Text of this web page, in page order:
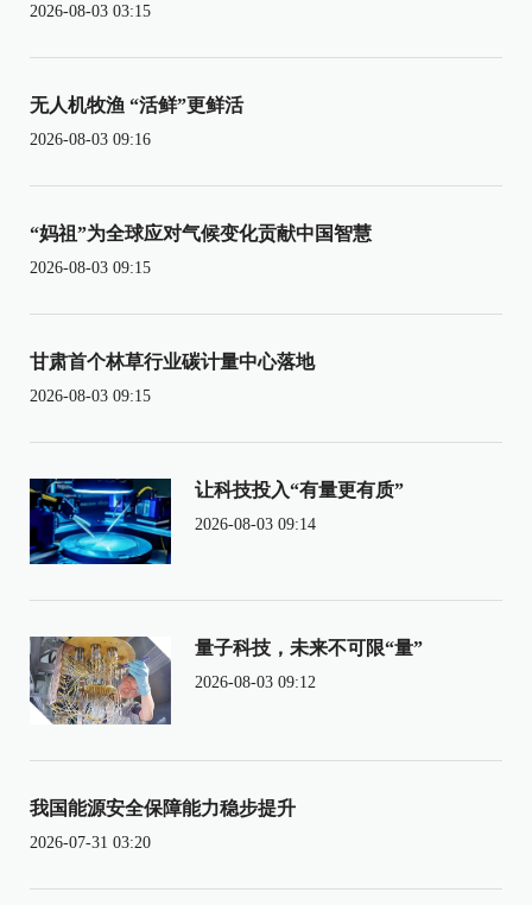
2026-08-03 03:15
无人机牧渔 “活鲜”更鲜活
2026-08-03 09:16
“妈祖”为全球应对气候变化贡献中国智慧
2026-08-03 09:15
甘肃首个林草行业碳计量中心落地
2026-08-03 09:15
让科技投入“有量更有质”
2026-08-03 09:14
量子科技，未来不可限“量”
2026-08-03 09:12
我国能源安全保障能力稳步提升
2026-07-31 03:20